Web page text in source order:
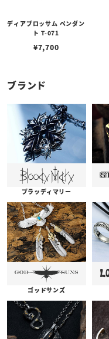
ディアブロッサム ペンダン
ト T-071
¥7,700
ブランド
ブラッディマリー
ゴッドサンズ